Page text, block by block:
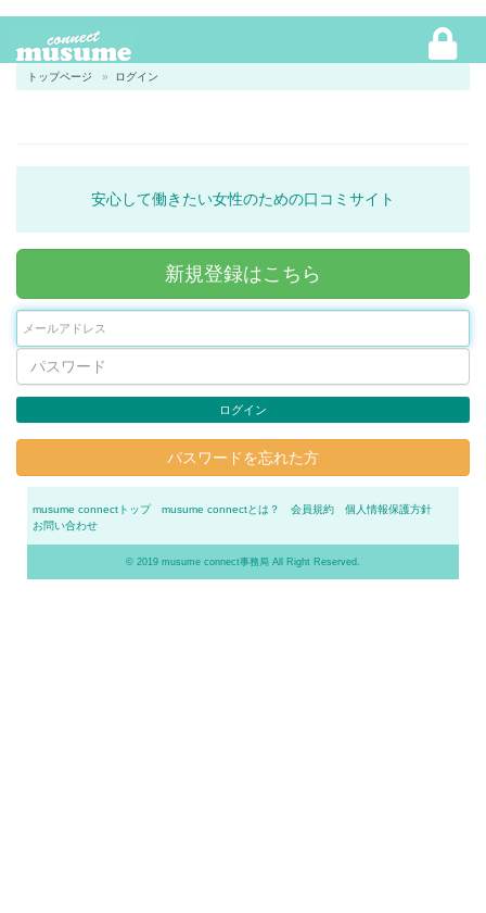
トップページ ログイン
安心して働きたい女性のための口コミサイト
新規登録はこちら
ログイン
パスワードを忘れた方
musume connectトップ musume connectとは？ 会員規約
個人情報保護方針
お問い合わせ
© 2019 musume connect事務局 All Right Reserved.